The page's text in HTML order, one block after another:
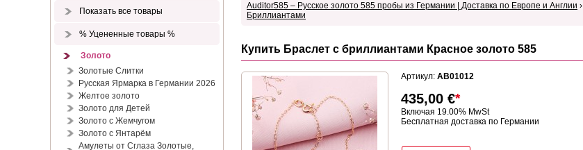
Показать все товары
% Уцененные товары %
Золото
Золотые Слитки
Русская Ярмарка в Германии 2026
Желтое золото
Золото для Детей
Золото с Жемчугом
Золото с Янтарём
Амулеты от Сглаза Золотые,
Auditor585 – Русское золото 585 пробы из Германии | Доставка по Европе и Англии ›
Бриллиантами
Купить Браслет с бриллиантами Красное золото 585
Артикул: AB01012
435,00 €*
Включая 19.00% MwSt
Бесплатная доставка по Германии